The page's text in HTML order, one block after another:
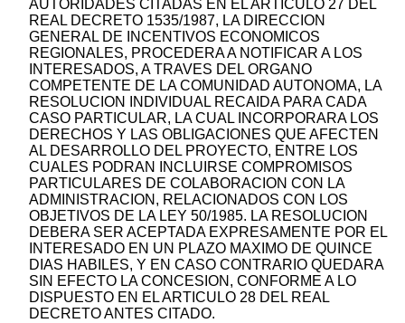
AUTORIDADES CITADAS EN EL ARTICULO 27 DEL
REAL DECRETO 1535/1987, LA DIRECCION
GENERAL DE INCENTIVOS ECONOMICOS
REGIONALES, PROCEDERA A NOTIFICAR A LOS
INTERESADOS, A TRAVES DEL ORGANO
COMPETENTE DE LA COMUNIDAD AUTONOMA, LA
RESOLUCION INDIVIDUAL RECAIDA PARA CADA
CASO PARTICULAR, LA CUAL INCORPORARA LOS
DERECHOS Y LAS OBLIGACIONES QUE AFECTEN
AL DESARROLLO DEL PROYECTO, ENTRE LOS
CUALES PODRAN INCLUIRSE COMPROMISOS
PARTICULARES DE COLABORACION CON LA
ADMINISTRACION, RELACIONADOS CON LOS
OBJETIVOS DE LA LEY 50/1985. LA RESOLUCION
DEBERA SER ACEPTADA EXPRESAMENTE POR EL
INTERESADO EN UN PLAZO MAXIMO DE QUINCE
DIAS HABILES, Y EN CASO CONTRARIO QUEDARA
SIN EFECTO LA CONCESION, CONFORME A LO
DISPUESTO EN EL ARTICULO 28 DEL REAL
DECRETO ANTES CITADO.